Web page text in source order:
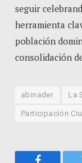
seguir
herramienta
población
consolidación
abinader La
Participación